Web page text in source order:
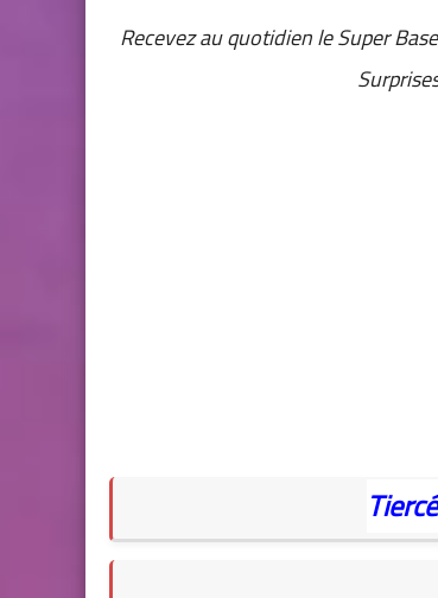
Recevez au quotidienle Super
Tiercé